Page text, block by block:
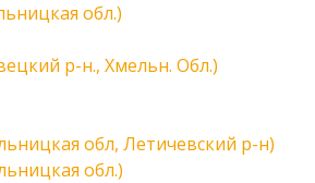
обл.)
р-н., Хмельн. Обл.)
обл, Летичевский р-н)
обл.)